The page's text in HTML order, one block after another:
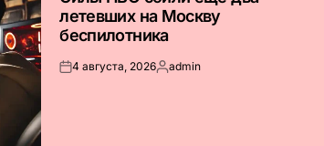
летевших на Москву
беспилотника
Опубликовано
4 августа, 2026Запись
admin